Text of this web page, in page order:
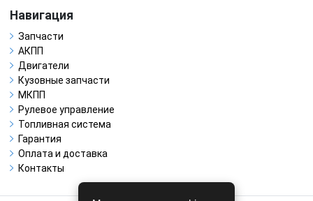
Навигация
Запчасти
АКПП
Двигатели
Кузовные запчасти
МКПП
Рулевое управление
Топливная система
Гарантия
Оплата и доставка
Контакты